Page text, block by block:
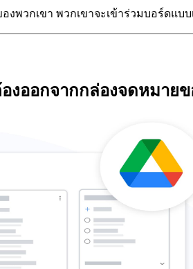
งพวกเขา พวกเขาจะเข้าร่วมบอร์ดแ
องออกจากกล่องจดหมาย